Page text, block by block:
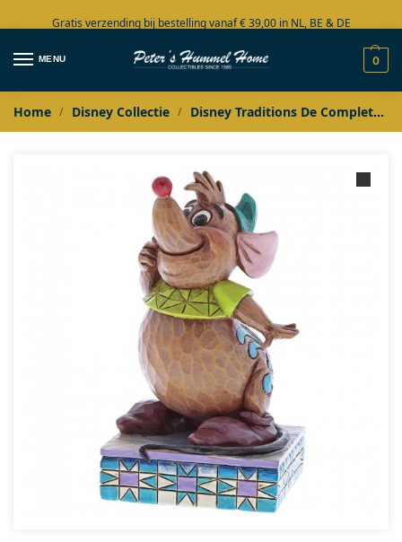
Gratis verzending bij bestelling vanaf € 39,00 in NL, BE & DE
Grote collectie in voorraad
MENU 0
Home / Disney Collectie / Disney Traditions De Complete Collectie